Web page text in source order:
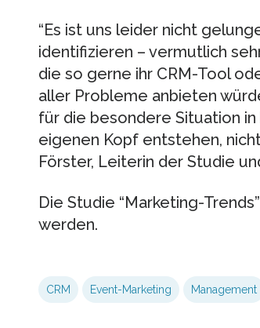
“Es ist uns leider nicht
identifizieren – vermutlich
die so gerne ihr CRM-Tool
aller Probleme anbieten
für die besondere Situation
eigenen Kopf entstehen,
Förster, Leiterin der Studie
Die Studie “Marketing-
werden.
CRM Event-Marketing Management